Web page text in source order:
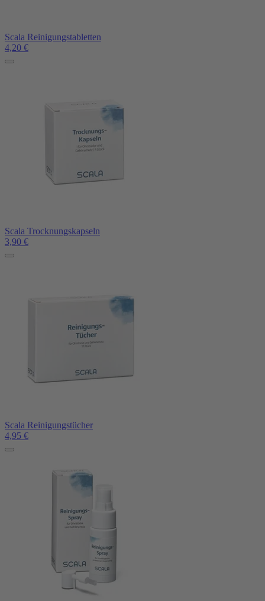
Scala Reinigungstabletten
4,20 €
Scala Trocknungskapseln
3,90 €
Scala Reinigungstücher
4,95 €